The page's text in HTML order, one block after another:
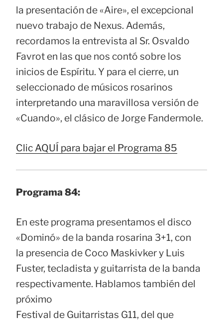
la presentación de «Aire», el excepcional
nuevo trabajo de Nexus. Además,
recordamos la entrevista al Sr. Osvaldo
Favrot en las que nos contó sobre los
inicios de Espíritu. Y para el cierre, un
seleccionado de músicos rosarinos
interpretando una maravillosa versión de
«Cuando», el clásico de Jorge Fandermole.
Clic AQUÍ para bajar el Programa 85
Programa 84:
En este programa presentamos el disco
«Dominó» de la banda rosarina 3+1, con
la presencia de Coco Maskivker y Luis
Fuster, tecladista y guitarrista de la banda
respectivamente. Hablamos también del
próximo
Festival de Guitarristas G11, del que